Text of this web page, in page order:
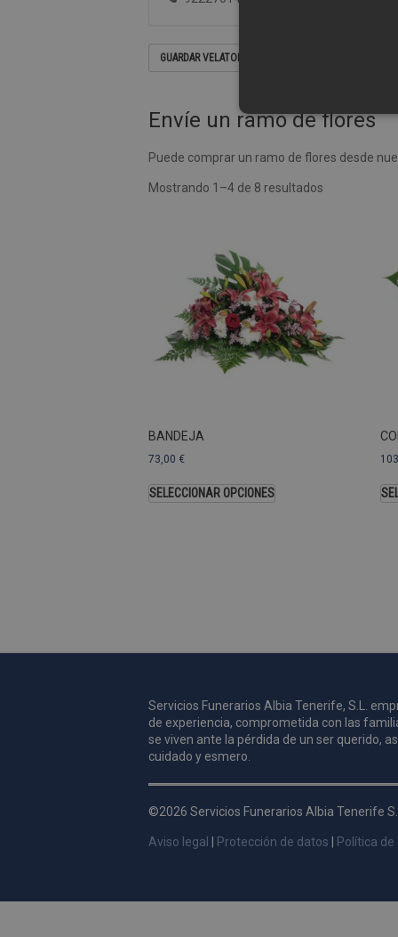
GUARDAR VELATORIO EN SU CALENDARIO
Envíe un ramo de flores
Puede comprar un ramo de flores desde
Mostrando 1–4 de 8 resultados
BANDEJA
73,00 €
SELECCIONAR OPCIONES
Servicios Funerarios Albia Tenerife, S.L.
de experiencia, comprometida con las
se viven ante la pérdida de un ser querido,
cuidado y esmero.
©2026 Servicios Funerarios Albia Tenerife
Aviso legal | Protección de datos | Política de
usar para identificar